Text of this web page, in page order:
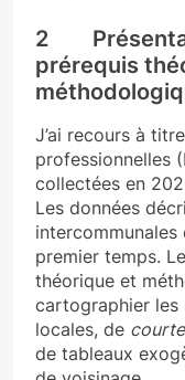
2
prérequis
J’ai recours à
professionnelles
collectées en
Les données
intercommunales
premier temps.
théorique et
cartographier les
locales, de
de tableaux